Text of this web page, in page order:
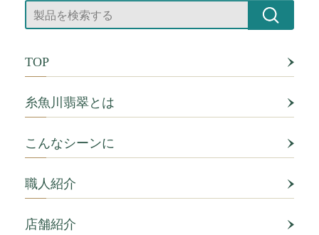
TOP
糸魚川翡翠とは
こんなシーンに
職人紹介
店舗紹介